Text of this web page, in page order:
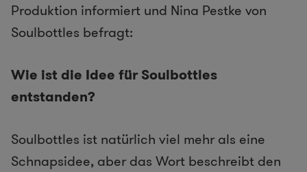
Produktion informiert und Nina Pestke von
Soulbottles befragt:
Wie ist die Idee für Soulbottles
entstanden?
Soulbottles ist natürlich viel mehr als eine
Schnapsidee, aber das Wort beschreibt den